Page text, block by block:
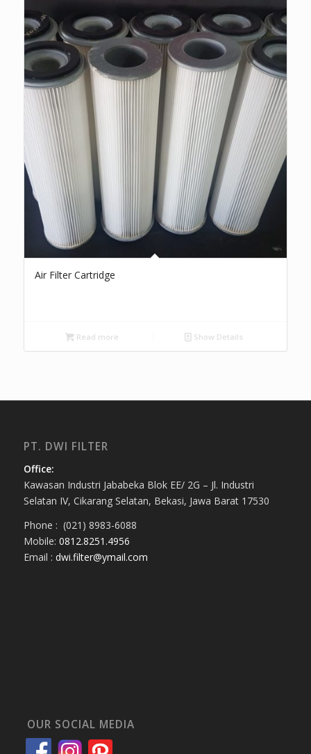
Air Filter Cartridge
Read more Show Details
PT. DWI FILTER
Office:
Kawasan Industri Jababeka Blok EE/ 2G – Jl. Industri
Selatan IV, Cikarang Selatan, Bekasi, Jawa Barat 17530
Phone : (021) 8983-6088
Mobile: 0812.8251.4956
Email : dwi.filter@ymail.com
OUR SOCIAL MEDIA